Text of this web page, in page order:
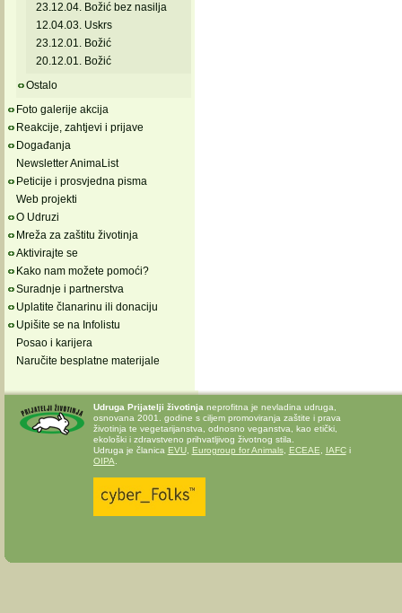
23.12.04. Božić bez nasilja
12.04.03. Uskrs
23.12.01. Božić
20.12.01. Božić
Ostalo
Foto galerije akcija
Reakcije, zahtjevi i prijave
Događanja
Newsletter AnimaList
Peticije i prosvjedna pisma
Web projekti
O Udruzi
Mreža za zaštitu životinja
Aktivirajte se
Kako nam možete pomoći?
Suradnje i partnerstva
Uplatite članarinu ili donaciju
Upišite se na Infolistu
Posao i karijera
Naručite besplatne materijale
Udruga Prijatelji životinja neprofitna je nevladina udruga,
osnovana 2001. godine s ciljem promoviranja zaštite i prava
životinja te vegetarijanstva, odnosno veganstva, kao etički,
ekološki i zdravstveno prihvatljivog životnog stila.
Udruga je članica EVU, Eurogroup for Animals, ECEAE IAFCi
OIPA